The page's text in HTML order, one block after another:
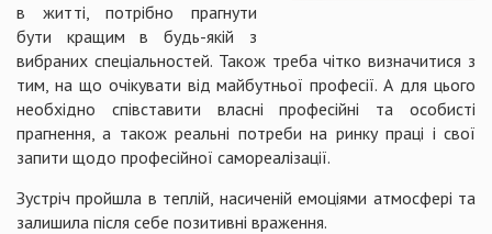
в житті, потрібно прагнути
бути кращим в будь-якій з
вибраних спеціальностей. Також треба чітко визначитися з
тим, на що очікувати від майбутньої професії. А для цього
необхідно співставити власні професійні та особисті
прагнення, а також реальні потреби на ринку праці і свої
запити щодо професійної самореалізації.
Зустріч пройшла в теплій, насиченій емоціями атмосфері та
залишила після себе позитивні враження.